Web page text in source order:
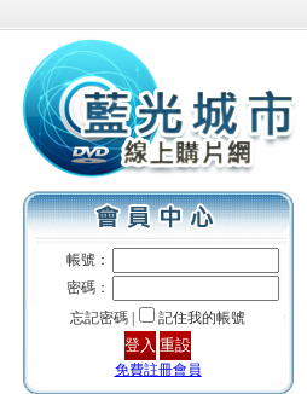
帳號：
密碼：
忘記密碼 |
記住我的帳號
免費註冊會員